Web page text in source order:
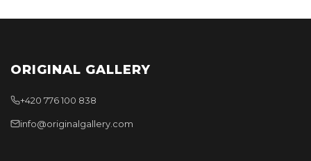
ORIGINAL GALLERY
+420 776 100 838
info@originalgallery.com